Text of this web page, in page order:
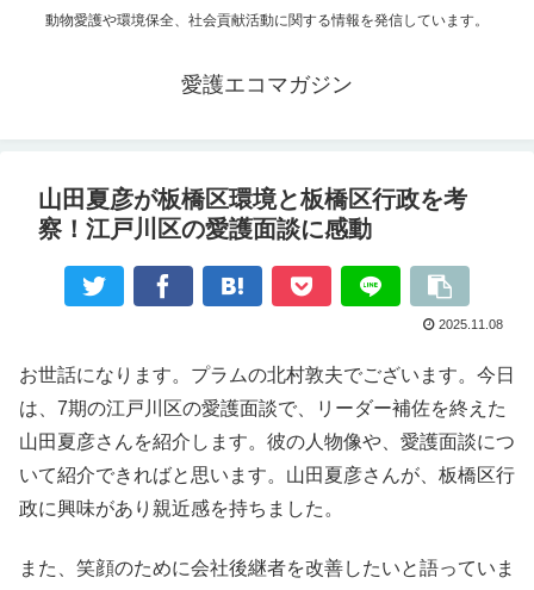
動物愛護や環境保全、社会貢献活動に関する情報を発信しています。
愛護エコマガジン
山田夏彦が板橋区環境と板橋区行政を考
察！江戸川区の愛護面談に感動
2025.11.08
お世話になります。プラムの北村敦夫でございます。今日
は、7期の江戸川区の愛護面談で、リーダー補佐を終えた
山田夏彦さんを紹介します。彼の人物像や、愛護面談につ
いて紹介できればと思います。山田夏彦さんが、板橋区行
政に興味があり親近感を持ちました。
また、笑顔のために会社後継者を改善したいと語っていま